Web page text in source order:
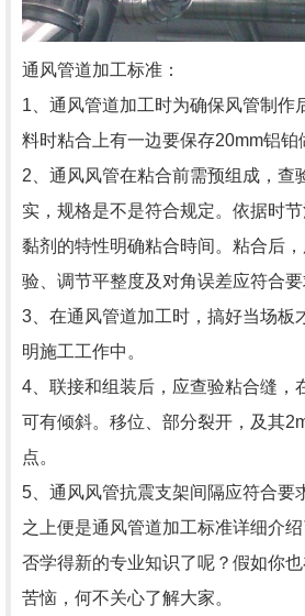
通风管道加工标准：
1、通风管道加工时为确保风管制作
料时粘合上有一边要保存20mm铝铂
2、通风风管在粘合前需预组成，查
实，规格是不是符合规定。依据时
黏剂的特性明确粘合時间。粘合后
验、调节平整度及对角误差应符合要
3、在通风管道加工时，搞好当场板
明施工工作中。
4、联接和组装后，应查验粘合缝，
可有倾斜。移位、部分裂开，及其
点。
5、通风风管抗震支架间隔应符合要
之上便是通风管道加工标准详细介
否学得新的专业知识了呢？假如你
苦恼，何不关心了解大家。